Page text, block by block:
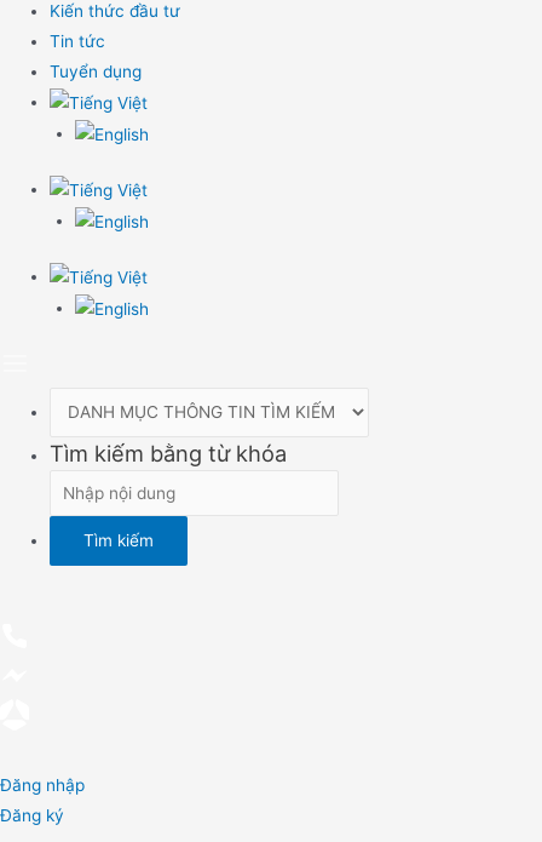
Kiến thức đầu tư
Tin tức
Tuyển dụng
Tìm kiếm bằng từ khóa
Đăng nhập
Đăng ký